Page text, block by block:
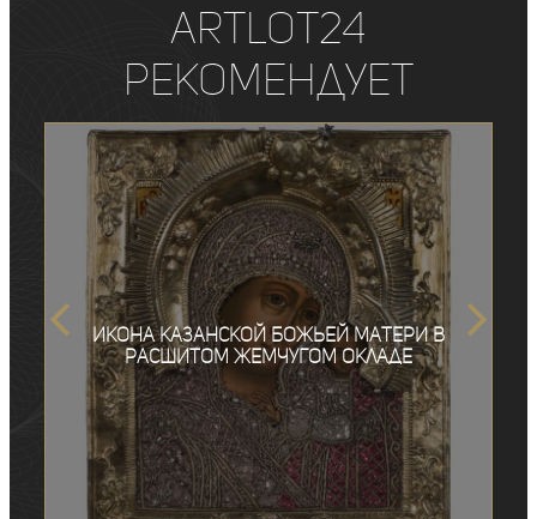
ArtLot24
рекомендует
Икона Казанской Божьей Матери в
расшитом жемчугом окладе